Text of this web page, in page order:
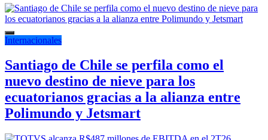
Internacionales
Santiago de Chile se perfila como el
nuevo destino de nieve para los
ecuatorianos gracias a la alianza entre
Polimundo y Jetsmart